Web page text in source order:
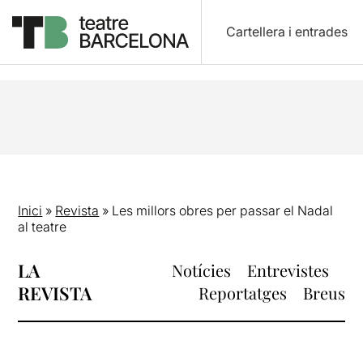
Cartellera i entrades
Inici » Revista » Les millors obres per passar el Nadal
al teatre
LA
REVISTA
Notícies
Entrevistes
Reportatges
Breus